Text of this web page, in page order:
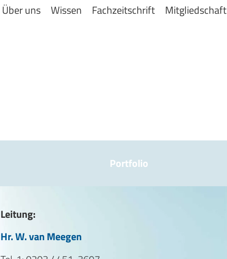
Über uns Wissen Fachzeitschrift Mitgliedschaft
Portfolio
Leitung:
Hr. W. van Meegen